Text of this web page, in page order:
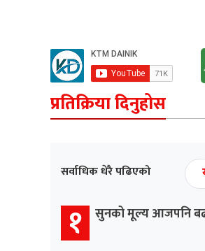
प्रतिक्रिया दिनुहोस
सर्वाधिक धेरै पढिएको
१ सुनको मूल्य आजपनि